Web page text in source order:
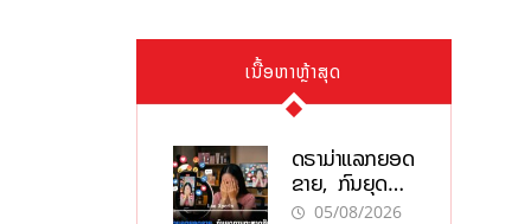
ເນື້ອຫາຫຼ້າສຸດ
ດຣາມ່າແລກຍອດ
ຂາຍ, ກົນຍຸດ
ການຕະຫຼາດສີ
05/08/2026